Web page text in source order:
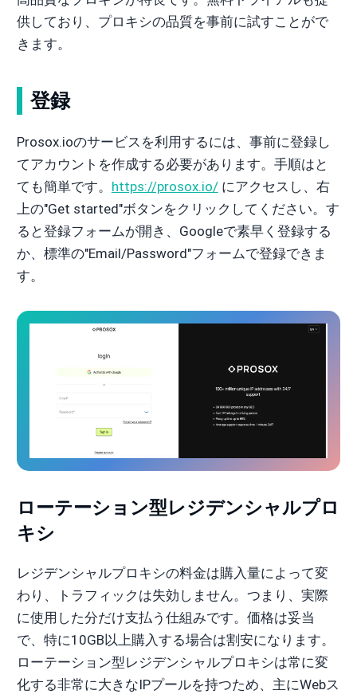
供しており、プロキシの品質を事前に試すことがで
きます。
登録
Prosox.ioのサービスを利用するには、事前に登録し
てアカウントを作成する必要があります。手順はと
ても簡単です。 https://prosox.io/にアクセスし、右
上の"Get started"ボタンをクリックしてください。す
ると登録フォームが開き、Googleで素早く登録する
か、標準の"Email/Password"フォームで登録できま
す。
ローテーション型レジデンシャルプロ
キシ
レジデンシャルプロキシの料金は購入量によって変
わり、トラフィックは失効しません。つまり、実際
に使用した分だけ支払う仕組みです。価格は妥当
で、特に10GB以上購入する場合は割安になります。
ローテーション型レジデンシャルプロキシは常に変
化する非常に大きなIPプールを持つため、主にWebス